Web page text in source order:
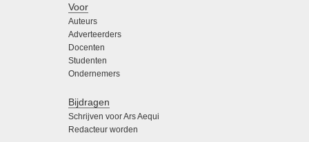
Voor
Auteurs
Adverteerders
Docenten
Studenten
Ondernemers
Bijdragen
Schrijven voor Ars Aequi
Redacteur worden